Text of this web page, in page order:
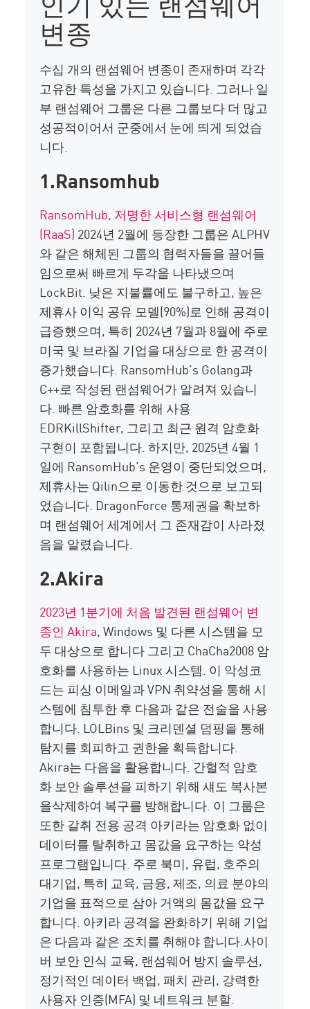
변종
수십 개의 랜섬웨어 변종이 존재하며 각각
고유한 특성을 가지고 있습니다. 그러나 일
부 랜섬웨어 그룹은 다른 그룹보다 더 많고
성공적이어서 군중에서 눈에 띄게 되었습
니다.
1.Ransomhub
RansomHub, 저명한 서비스형 랜섬웨어
(RaaS) 2024년 2월에 등장한 그룹은 ALPHV
와 같은 해체된 그룹의 협력자들을 끌어들
임으로써 빠르게 두각을 나타냈으며
LockBit. 낮은 지불률에도 불구하고, 높은
제휴사 이익 공유 모델(90%)로 인해 공격이
급증했으며, 특히 2024년 7월과 8월에 주로
미국 및 브라질 기업을 대상으로 한 공격이
증가했습니다. RansomHub’s Golang과
C++로 작성된 랜섬웨어가 알려져 있습니
다. 빠른 암호화를 위해 사용
EDRKillShifter, 그리고 최근 원격 암호화
구현이 포함됩니다.하지만, 2025년 4월 1
일에 RansomHub’s 운영이 중단되었으며,
제휴사는 Qilin으로 이동한 것으로 보고되
었습니다. DragonForce 통제권을 확보하
며 랜섬웨어 세계에서 그 존재감이 사라졌
음을 알렸습니다.
2.Akira
2023년 1분기에 처음 발견된 랜섬웨어 변
종인 Akira, Windows 및 다른 시스템을 모
두 대상으로 합니다그리고 ChaCha2008 암
호화를 사용하는 Linux 시스템. 이 악성코
드는 피싱 이메일과 VPN 취약성을 통해 시
스템에 침투한 후 다음과 같은 전술을 사용
합니다. LOLBins 및 크리덴셜 덤핑을 통해
탐지를 회피하고 권한을 획득합니다.
Akira는 다음을 활용합니다. 간헐적 암호
화보안 솔루션을 피하기 위해섀도 복사본
을삭제하여 복구를 방해합니다. 이 그룹은
또한갈취 전용 공격 아키라는 암호화 없이
데이터를 탈취하고 몸값을 요구하는 악성
프로그램입니다. 주로 북미, 유럽, 호주의
대기업, 특히 교육, 금융, 제조, 의료 분야의
기업을 표적으로 삼아 거액의 몸값을 요구
합니다. 아키라 공격을 완화하기 위해 기업
은 다음과 같은 조치를 취해야 합니다.사이
버 보안 인식 교육, 랜섬웨어 방지 솔루션,
정기적인 데이터 백업, 패치 관리, 강력한
사용자 인증(MFA) 및 네트워크 분할.